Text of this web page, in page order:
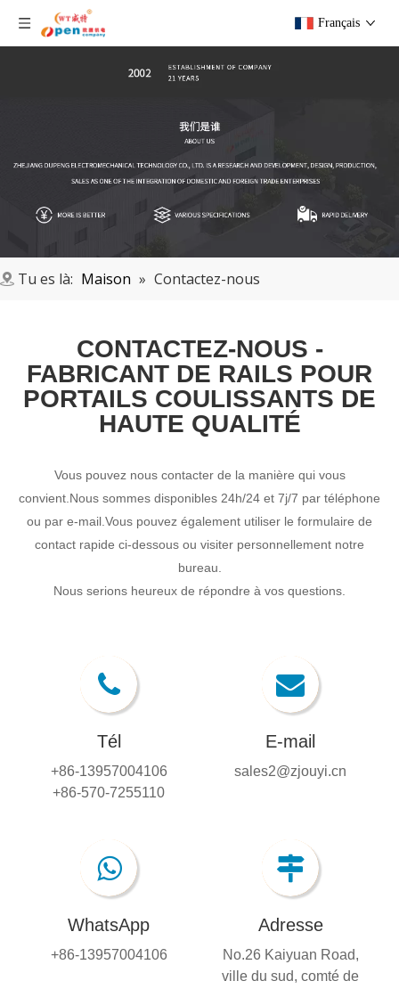
Français
Tu es là: Maison » Contactez-nous
CONTACTEZ-NOUS -
FABRICANT DE RAILS POUR
PORTAILS COULISSANTS DE
HAUTE QUALITÉ
Vous pouvez nous contacter de la manière qui vous
convient.Nous sommes disponibles 24h/24 et 7j/7 par téléphone
ou par e-mail.Vous pouvez également utiliser le formulaire de
contact rapide ci-dessous ou visiter personnellement notre
bureau.
Nous serions heureux de répondre à vos questions.
Tél
+86-13957004106
+86-570-7255110
E-mail
sales2@zjouyi.cn
WhatsApp
+86-13957004106
Adresse
No.26 Kaiyuan Road,
ville du sud, comté de